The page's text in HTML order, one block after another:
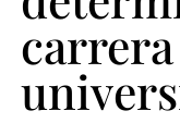
carrera